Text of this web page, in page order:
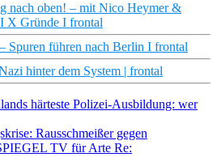
nach oben! – mit Nico Heymer &
X Gründe I frontal
Spuren führen nach Berlin I frontal
hinter dem System | frontal
härteste Polizei-Ausbildung: wer
Rausschmeißer gegen
TV für Arte Re: